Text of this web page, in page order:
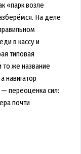
«парк возле
На деле
в кассу и
типовая
же название
навигатор
переоценка сил:
почти